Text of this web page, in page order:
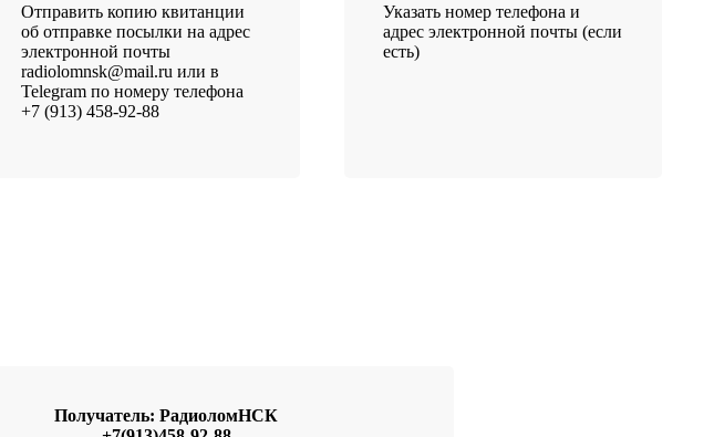
Отправить копию квитанции
об отправке посылки на адрес
электронной почты
radiolomnsk@mail.ru или в
Telegram по номеру телефона
+7 (913) 458-92-88
Указать номер телефона и
адрес электронной почты (если
есть)
Получатель: РадиоломНСК